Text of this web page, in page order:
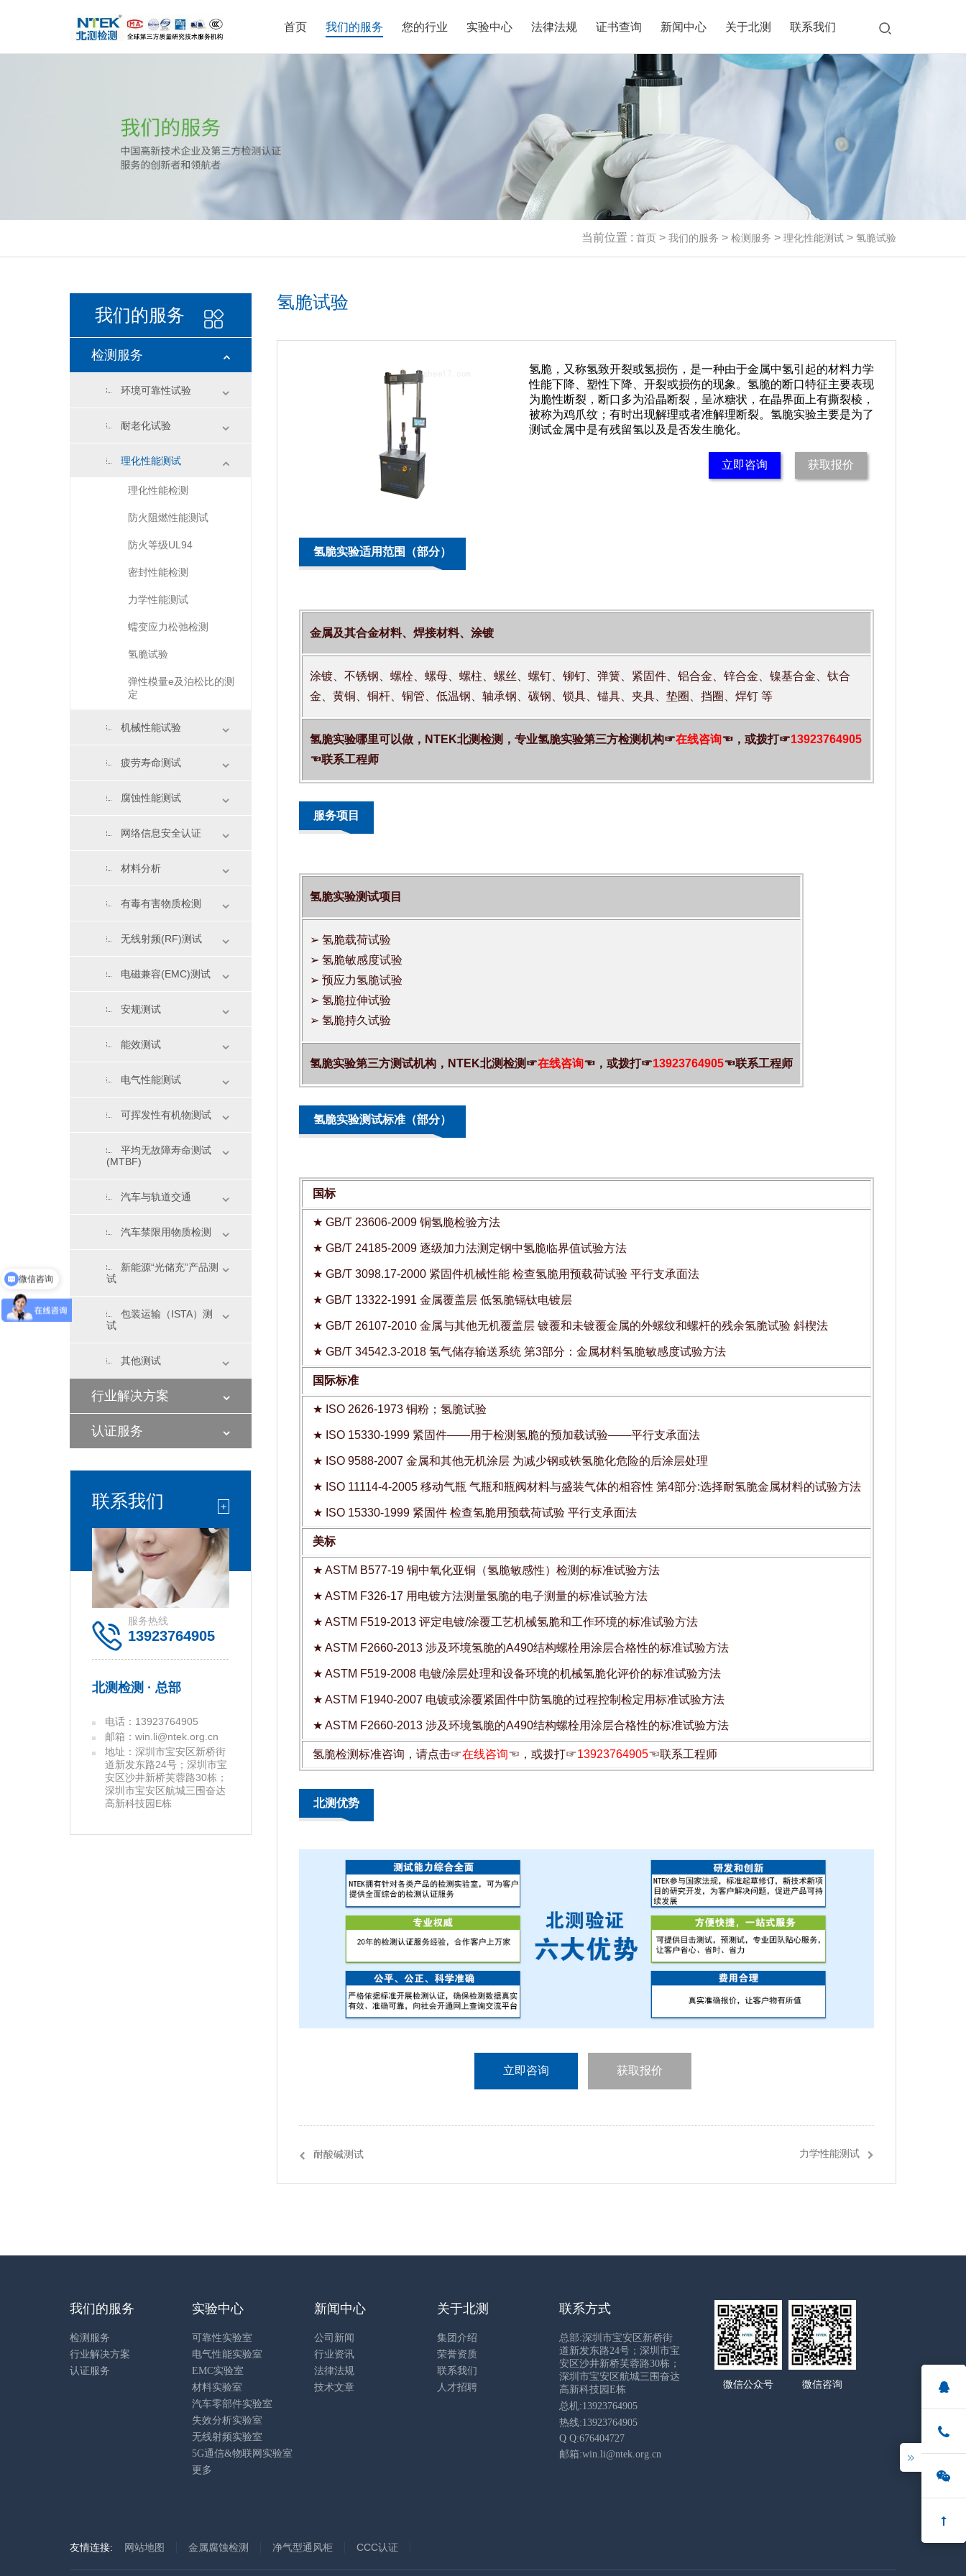
首页 我们的服务
理化性能测试 机械性能试验
网络信息安全认证
有毒有害物质检测 电磁兼容(EMC)测试 安规测试
可挥发性有机物测试
平均无故障寿命测试
(MTBF)
汽车与轨道交通 新能源“光储充”产品测试 包装运输（ISTA）测试
您的行业 实验中心
EMC实验室 材料实验室
无线射频实验室 5G通信&物联网实验室
安全实验室 理化分析实验室 新能源实验室
汽车电子EMC和充电桩实
验室
法律法规 证书查询 新闻中心
法律法规 技术文章
关于北测
联系我们 人才招聘
联系我们
当前位置 : 首页 > 我们的服务 > 检测服务 > 理化性能测试 > 氢脆试验
我们的服务
检测服务
环境可靠性试验
耐老化试验
理化性能测试
理化性能检测
防火阻燃性能测试
防火等级UL94
密封性能检测
力学性能测试
蠕变应力松弛检测
氢脆试验
弹性模量e及泊松比的测
定
机械性能试验
疲劳寿命测试
腐蚀性能测试
网络信息安全认证
材料分析
有毒有害物质检测
无线射频(RF)测试
电磁兼容(EMC)测试
安规测试
能效测试
电气性能测试
可挥发性有机物测试
平均无故障寿命测试
(MTBF)
汽车与轨道交通
汽车禁限用物质检测
新能源“光储充”产品测
试
包装运输（ISTA）测
试
其他测试
行业解决方案
认证服务
联系我们 +
服务热线
13923764905
北测检测 · 总部
电话：13923764905
邮箱：win.li@ntek.org.cn
地址：深圳市宝安区新桥街
道新发东路24号；深圳市宝
安区沙井新桥芙蓉路30栋；
深圳市宝安区航城三围奋达
高新科技园E栋
氢脆试验
氢脆，又称氢致开裂或氢损伤，是一种由于金属中氢引起的材料力学
性能下降、塑性下降、开裂或损伤的现象。氢脆的断口特征主要表现
为脆性断裂，断口多为沿晶断裂，呈冰糖状，在晶界面上有撕裂棱，
被称为鸡爪纹；有时出现解理或者准解理断裂。氢脆实验主要是为了
测试金属中是有残留氢以及是否发生脆化。
立即咨询 获取报价
氢脆实验适用范围（部分）
金属及其合金材料、焊接材料、涂镀
涂镀、不锈钢、螺栓、螺母、螺柱、螺丝、螺钉、铆钉、弹簧、紧固件、铝合金、锌合金、镍基合金、钛合
金、黄铜、铜杆、铜管、低温钢、轴承钢、碳钢、锁具、锚具、夹具、垫圈、挡圈、焊钉 等
氢脆实验哪里可以做，NTEK北测检测，专业氢脆实验第三方检测机构☞在线咨询☜，或拨打☞13923764905
☜联系工程师
服务项目
氢脆实验测试项目
➢ 氢脆载荷试验
➢ 氢脆敏感度试验
➢ 预应力氢脆试验
➢ 氢脆拉伸试验
➢ 氢脆持久试验
氢脆实验第三方测试机构，NTEK北测检测☞在线咨询☜，或拨打☞13923764905☜联系工程师
氢脆实验测试标准（部分）
国标
★ GB/T 23606-2009 铜氢脆检验方法
★ GB/T 24185-2009 逐级加力法测定钢中氢脆临界值试验方法
★ GB/T 3098.17-2000 紧固件机械性能 检查氢脆用预载荷试验 平行支承面法
★ GB/T 13322-1991 金属覆盖层 低氢脆镉钛电镀层
★ GB/T 26107-2010 金属与其他无机覆盖层 镀覆和未镀覆金属的外螺纹和螺杆的残余氢脆试验 斜楔法
★ GB/T 34542.3-2018 氢气储存输送系统 第3部分：金属材料氢脆敏感度试验方法
国际标准
★ ISO 2626-1973 铜粉；氢脆试验
★ ISO 15330-1999 紧固件——用于检测氢脆的预加载试验——平行支承面法
★ ISO 9588-2007 金属和其他无机涂层 为减少钢或铁氢脆化危险的后涂层处理
★ ISO 11114-4-2005 移动气瓶 气瓶和瓶阀材料与盛装气体的相容性 第4部分:选择耐氢脆金属材料的试验方法
★ ISO 15330-1999 紧固件 检查氢脆用预载荷试验 平行支承面法
美标
★ ASTM B577-19 铜中氧化亚铜（氢脆敏感性）检测的标准试验方法
★ ASTM F326-17 用电镀方法测量氢脆的电子测量的标准试验方法
★ ASTM F519-2013 评定电镀/涂覆工艺机械氢脆和工作环境的标准试验方法
★ ASTM F2660-2013 涉及环境氢脆的A490结构螺栓用涂层合格性的标准试验方法
★ ASTM F519-2008 电镀/涂层处理和设备环境的机械氢脆化评价的标准试验方法
★ ASTM F1940-2007 电镀或涂覆紧固件中防氢脆的过程控制检定用标准试验方法
★ ASTM F2660-2013 涉及环境氢脆的A490结构螺栓用涂层合格性的标准试验方法
氢脆检测标准咨询，请点击☞在线咨询☜，或拨打☞13923764905☜联系工程师
北测优势
立即咨询 获取报价
耐酸碱测试 力学性能测试
我们的服务
检测服务
行业解决方案
认证服务
实验中心
可靠性实验室
电气性能实验室
EMC实验室
材料实验室
汽车零部件实验室
失效分析实验室
无线射频实验室
5G通信&物联网实验室
更多
新闻中心
公司新闻
行业资讯
法律法规
技术文章
关于北测
集团介绍
荣誉资质
联系我们
人才招聘
联系方式
总部:深圳市宝安区新桥街
道新发东路24号；深圳市宝
安区沙井新桥芙蓉路30栋；
深圳市宝安区航城三围奋达
高新科技园E栋
总机:13923764905
热线:13923764905
Q Q:676404727
邮箱:win.li@ntek.org.cn
微信公众号 微信咨询
友情连接: 网站地图 金属腐蚀检测 净气型通风柜 CCC认证
实验室资质